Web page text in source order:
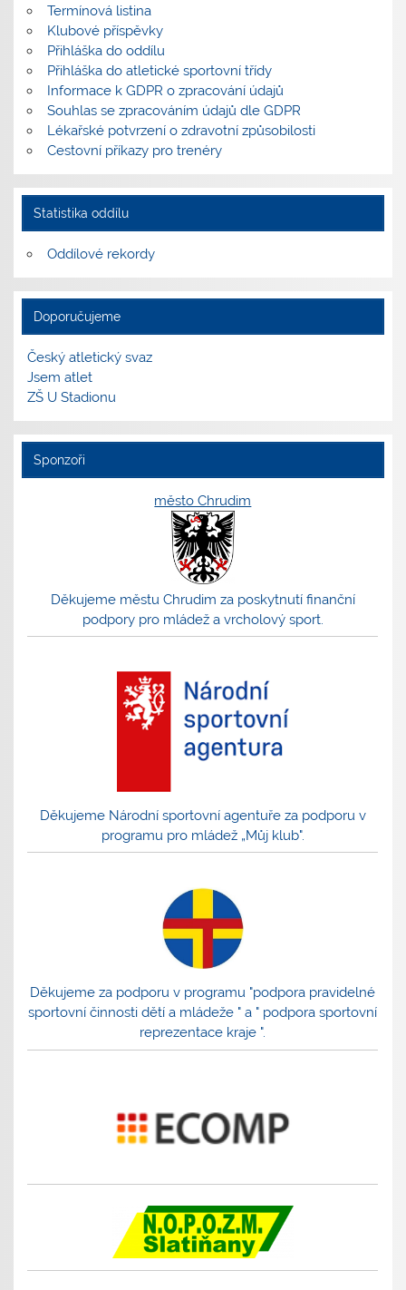
Termínová listina
Klubové příspěvky
Přihláška do oddílu
Přihláška do atletické sportovní třídy
Informace k GDPR o zpracování údajů
Souhlas se zpracováním údajů dle GDPR
Lékařské potvrzení o zdravotní způsobilosti
Cestovní příkazy pro trenéry
Statistika oddílu
Oddílové rekordy
Doporučujeme
Český atletický svaz
Jsem atlet
ZŠ U Stadionu
Sponzoři
město Chrudim
Děkujeme městu Chrudim za poskytnutí finanční
podpory pro mládež a vrcholový sport.
Děkujeme Národní sportovní agentuře za podporu v
programu pro mládež „Můj klub".
Děkujeme za podporu v programu "podpora pravidelné
sportovní činnosti dětí a mládeže " a " podpora sportovní
reprezentace kraje ".